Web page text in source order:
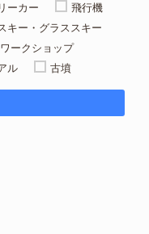
ーカー
飛行機
キー・グラススキー
ワークショップ
ル 古墳